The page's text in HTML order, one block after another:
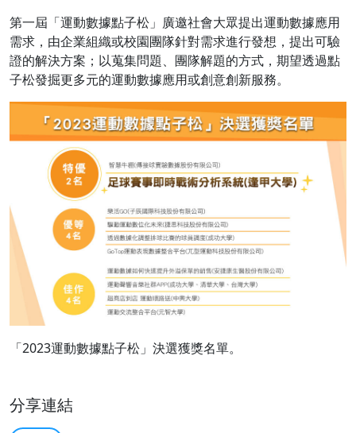
第一屆「運動數據點子松」廣邀社會大眾提出運動數據應用
需求，由企業組織或校園團隊針對需求進行發想，提出可驗
證的解決方案；以蒐集問題、團隊解題的方式，期望透過點
子松發掘更多元的運動數據應用或創意創新服務。
「2023運動數據點子松」決選獲獎名單。
分享連結